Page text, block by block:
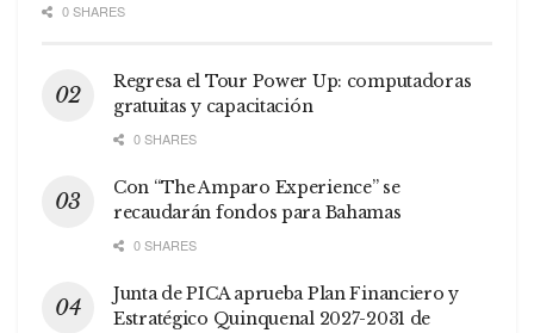
0 SHARES
Regresa el Tour Power Up: computadoras
gratuitas y capacitación
0 SHARES
Con “The Amparo Experience” se
recaudarán fondos para Bahamas
0 SHARES
Junta de PICA aprueba Plan Financiero y
Estratégico Quinquenal 2027-2031 de